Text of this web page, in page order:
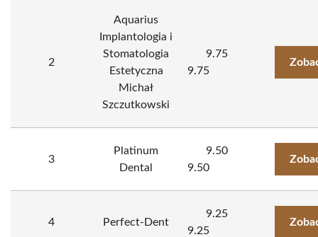
2
Aquarius
Implantologia i
Stomatologia
Estetyczna
Michał
Szczutkowski
9.75
9.75
3
Platinum
Dental
9.50
9.50
4 Perfect-Dent
9.25
9.25